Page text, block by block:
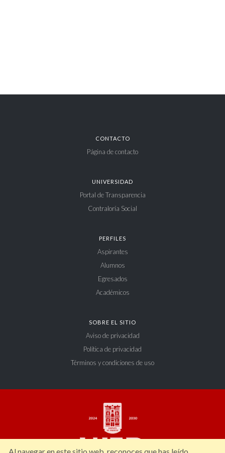
CONTACTO
Página de contacto
UNIVERSIDAD
Portal de Transparencia
Contraloría Social
PERFILES
Aspirantes
Alumnos
Egresados
Académicos
SOBRE EL SITIO
Aviso de privacidad
Política de privacidad
Términos y condiciones de uso